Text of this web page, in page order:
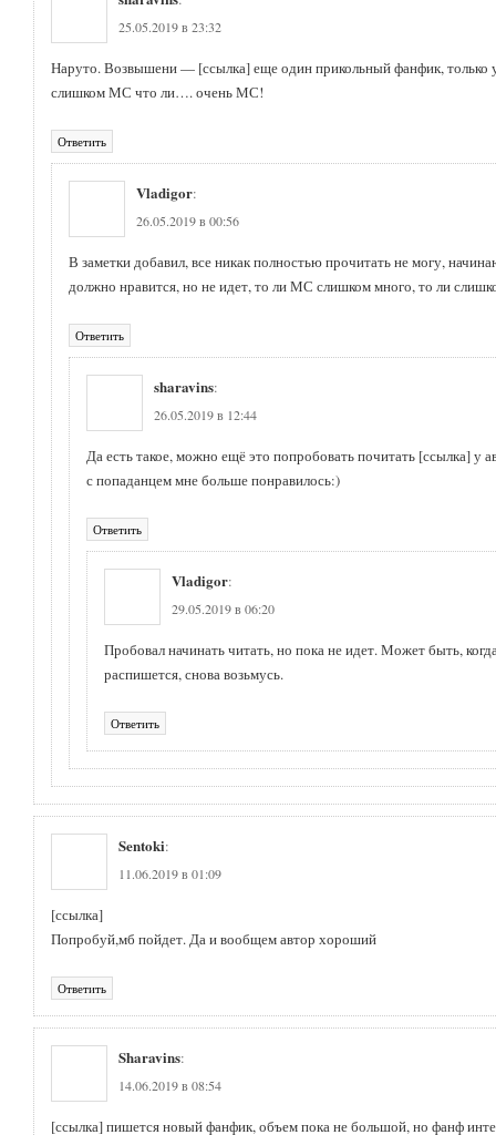
25.05.2019 в 23:32
Наруто. Возвышени — [ссылка]еще один прикольный фанфик, только
слишком МС что ли…. очень МС!
Ответить
Vladigor:
26.05.2019 в 00:56
В заметки добавил, все никак полностью прочитать не могу,
должно нравится, но не идет, то ли МС слишком много, то ли
Ответить
sharavins:
26.05.2019 в 12:44
Да есть такое, можно ещё это попробовать почитать [ссылка]у
с попаданцем мне больше понравилось:)
Ответить
Vladigor:
29.05.2019 в 06:20
Пробовал начинать читать, но пока не идет. Может быть,
распишется, снова возьмусь.
Ответить
Sentoki:
11.06.2019 в 01:09
[ссылка]
Попробуй,мб пойдет. Да и вообщем автор хороший
Ответить
Sharavins:
14.06.2019 в 08:54
[ссылка]пишется новый фанфик, объем пока не большой, но фанф